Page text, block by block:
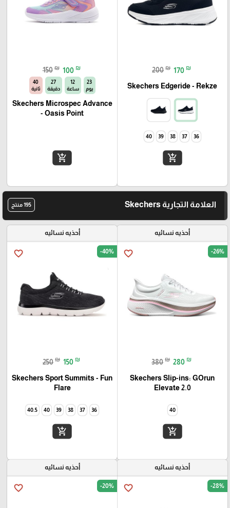
200 ₪ 170 ₪
Skechers Edgeride - Rekze‏
36
37
38
39
40
add_shopping_cart
150 ₪ 100 ₪
23
يوم
12
ساعة
27
دقيقة
39
ثانية
Skechers Microspec Advance
- Oasis Point
add_shopping_cart
العلامة التجارية Skechers 195 منتج
أحذيه نسائيه
favorite_border -26%
380 ₪ 280 ₪
Skechers Slip-ins: GOrun
Elevate 2.0
40
add_shopping_cart
أحذيه نسائيه
favorite_border -40%
250 ₪ 150 ₪
Skechers Sport Summits - Fun
Flare‏
36
37
38
39
40
40.5
add_shopping_cart
أحذيه نسائيه
favorite_border -28%
أحذيه نسائيه
favorite_border -20%